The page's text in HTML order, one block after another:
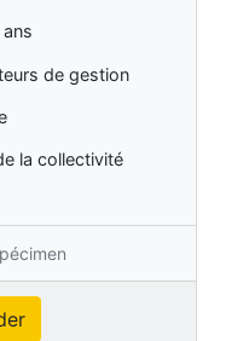
de gestion
la collectivité